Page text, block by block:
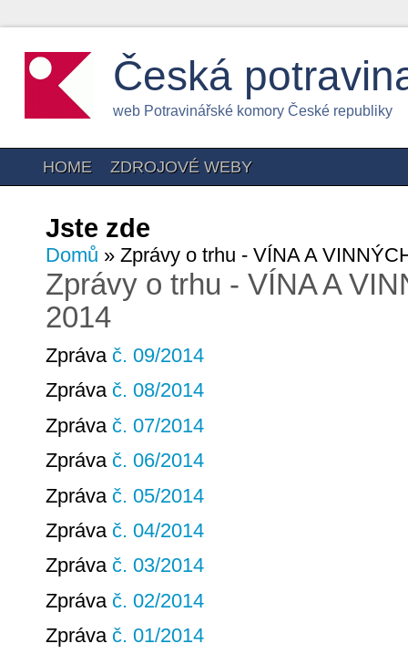
Česká
web Potravinářské komory České republiky
HOME ZDROJOVÉ WEBY
Jste zde
Domů » Zprávy o trhu - VÍNA A
Zprávy o trhu - VÍNA A
2014
Zpráva č. 09/2014
Zpráva č. 08/2014
Zpráva č. 07/2014
Zpráva č. 06/2014
Zpráva č. 05/2014
Zpráva č. 04/2014
Zpráva č. 03/2014
Zpráva č. 02/2014
Zpráva č. 01/2014